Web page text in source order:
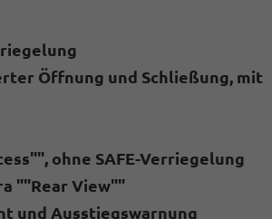
Öffnung und Schließung, mit
ohne SAFE-Verriegelung
""Rear View""
und Ausstiegswarnung